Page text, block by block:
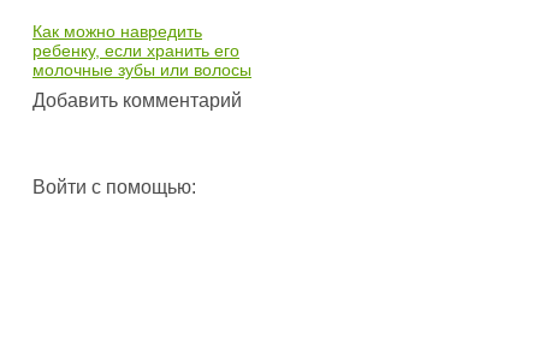
Как можно навредить
ребенку, если хранить его
молочные зубы или волосы
Добавить комментарий
Войти с помощью: